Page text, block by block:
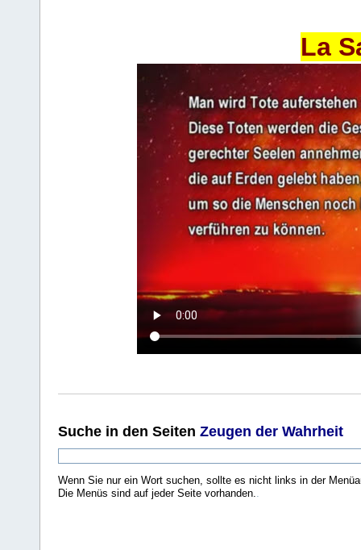
La
Suche in den Seiten Zeugen der Wahrheit
Wenn Sie nur ein Wort suchen, sollte es nicht links in der
Die Menüs sind auf jeder Seite vorhanden.